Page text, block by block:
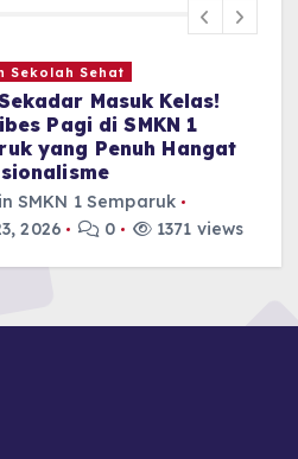
Sekolah Sehat
Masuk Kelas!
Pagi di SMKN 1
yang Penuh Hangat
SMKN 1 Semparuk
2026
0 1371 views